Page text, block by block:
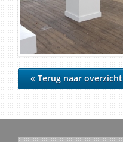
« Terug naar overzicht